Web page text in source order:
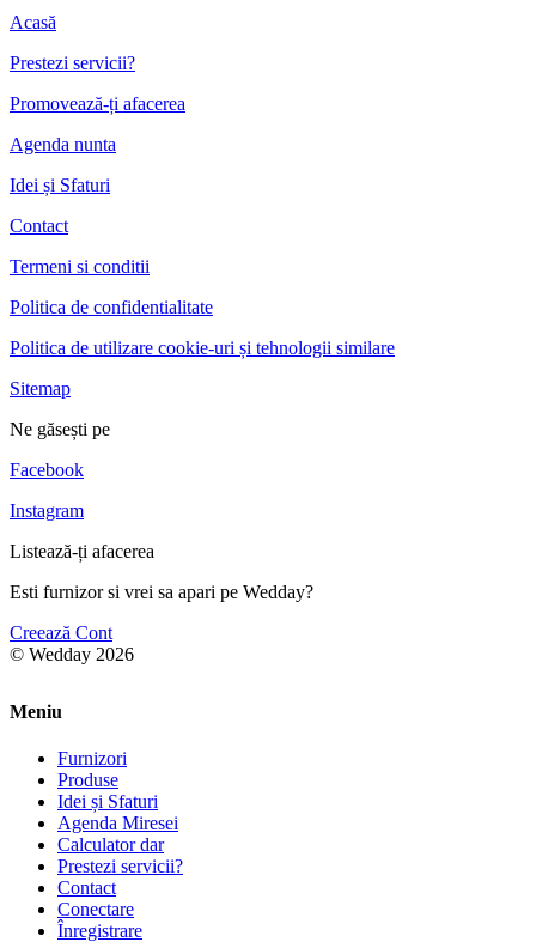
Acasă
Prestezi servicii?
Promovează-ți afacerea
Agenda nunta
Idei și Sfaturi
Contact
Termeni si conditii
Politica de confidentialitate
Politica de utilizare cookie-uri și tehnologii similare
Sitemap
Ne găsești pe
Facebook
Instagram
Listează-ți afacerea
Esti furnizor si vrei sa apari pe Wedday?
Creează Cont
© Wedday 2026
Meniu
Furnizori
Produse
Idei și Sfaturi
Agenda Miresei
Calculator dar
Prestezi servicii?
Contact
Conectare
Înregistrare